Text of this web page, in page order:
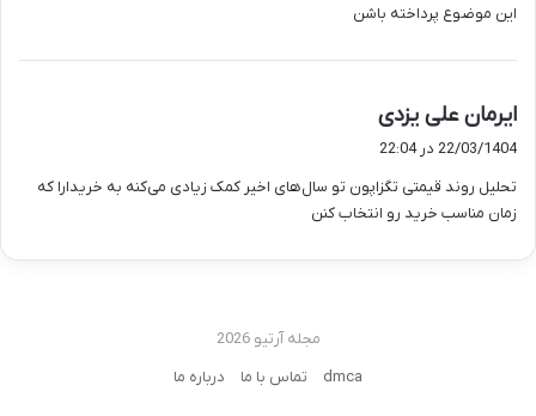
این موضوع پرداخته باشن
ایرمان علی یزدی
:
22/03/1404 در 22:04
تحلیل روند قیمتی تگزاپون تو سال‌های اخیر کمک زیادی می‌کنه به خریدارا که
زمان مناسب خرید رو انتخاب کنن
مجله آرتیو 2026
dmca
تماس با ما درباره ما